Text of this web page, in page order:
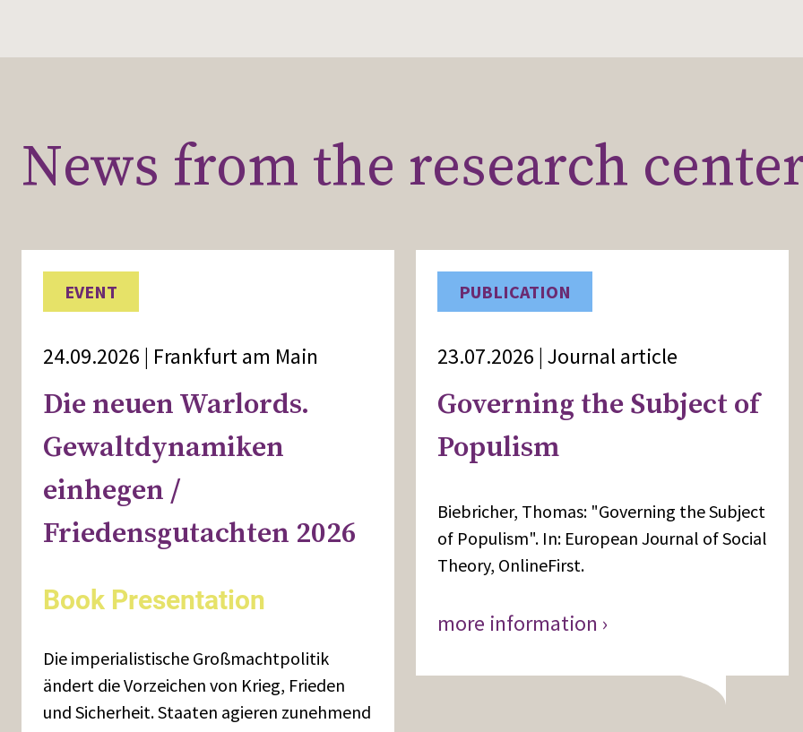
News from the research
EVENT
24.09.2026 | Frankfurt am Main
Die neuen Warlords.
Gewaltdynamiken
einhegen /
Friedensgutachten 2026
Book Presentation
Die imperialistische Großmachtpolitik
ändert die Vorzeichen von Krieg, Frieden
und Sicherheit. Staaten agieren zunehmend
PUBLICATION
23.07.2026 | Journal article
Governing the Subject of
Populism
Biebricher, Thomas: "Governing the Subject
of Populism". In: European Journal of Social
Theory, OnlineFirst.
more information ›